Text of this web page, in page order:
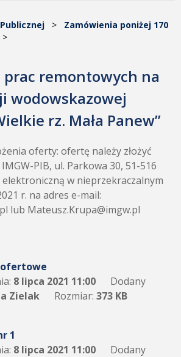
> Zamówienia poniżej 170
>
prac remontowych na
wodowskazowej
rz. Mała Panew”
oferty: ofertę należy złożyć
PIB, ul. Parkowa 30, 51-516
elektroniczną w nieprzekraczalnym
r. na adres e-mail:
lub Mateusz.Krupa@imgw.pl
8 lipca 2021 11:00
Dodany
Zielak Rozmiar: 373 KB
1
8 lipca 2021 11:00
Dodany